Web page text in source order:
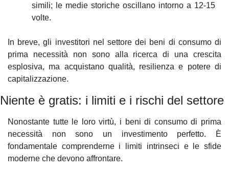
simili; le medie storiche oscillano intorno a 12-15
volte.
In breve, gli investitori nel settore dei beni di consumo di
prima necessità non sono alla ricerca di una crescita
esplosiva, ma acquistano qualità, resilienza e potere di
capitalizzazione.
Niente è gratis: i limiti e i rischi del settore
Nonostante tutte le loro virtù, i beni di consumo di prima
necessità non sono un investimento perfetto. È
fondamentale comprenderne i limiti intrinseci e le sfide
moderne che devono affrontare.